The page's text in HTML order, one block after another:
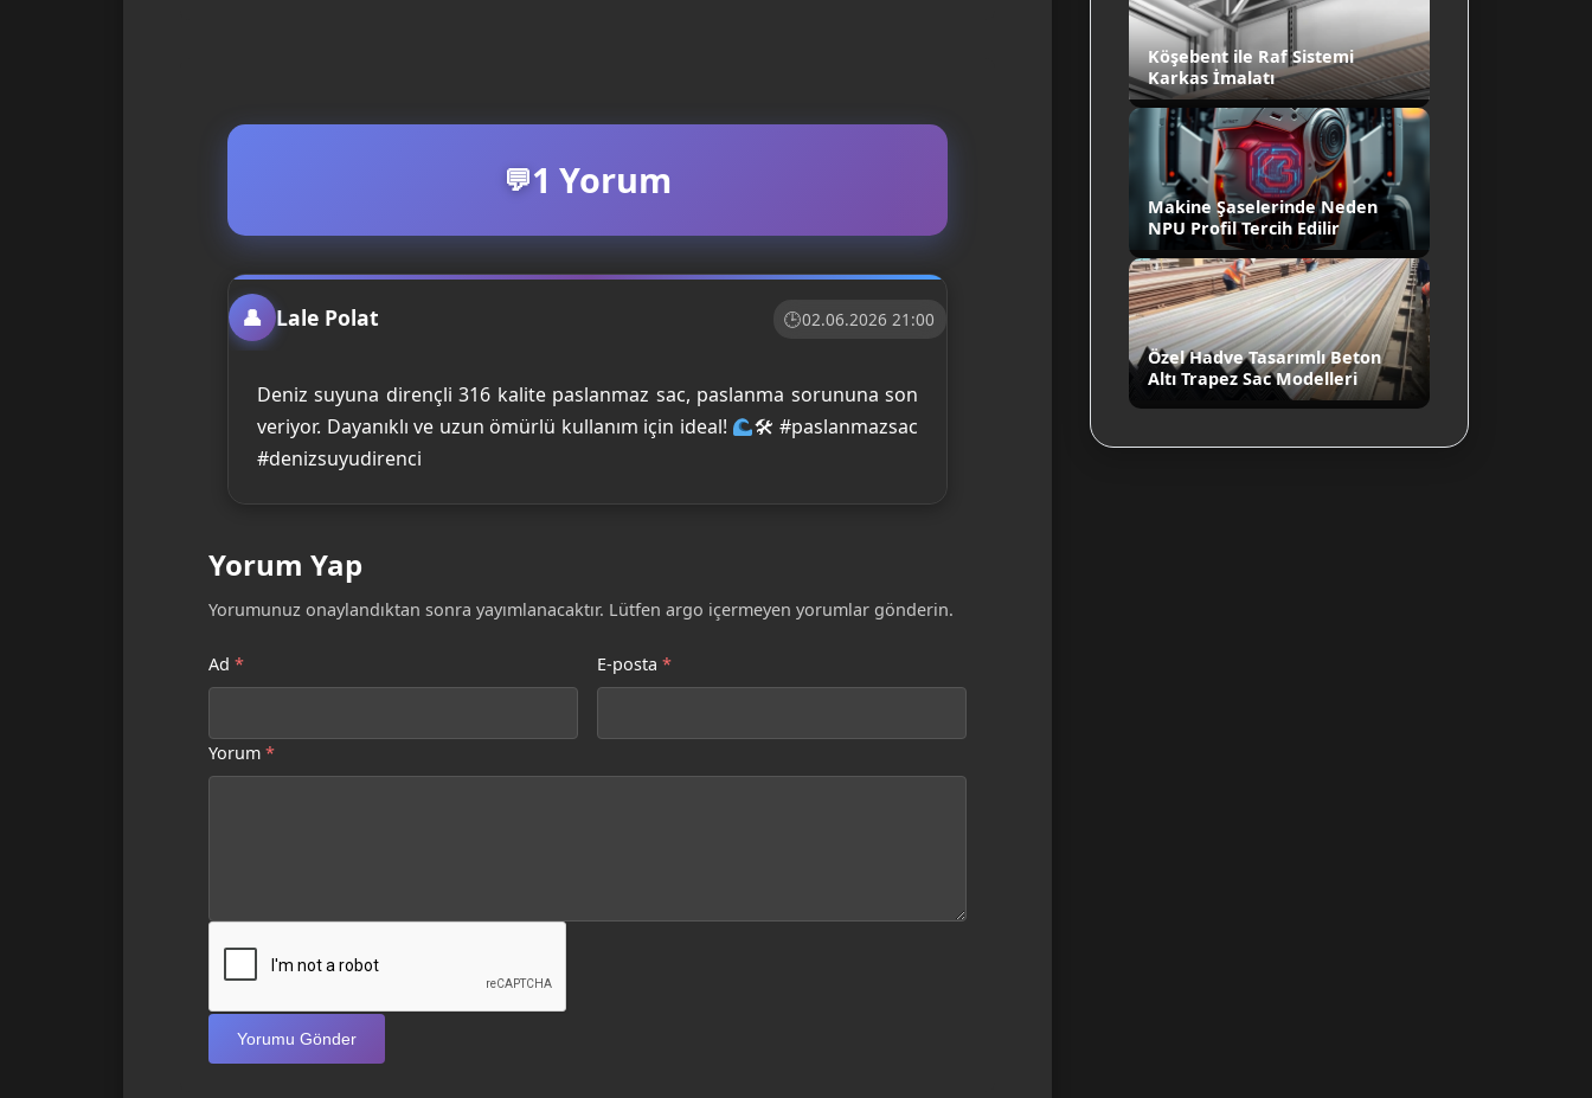
1 Yorum
Lale Polat 02.06.2026 21:00
Deniz suyuna dirençli 316 kalite paslanmaz sac, paslanma sorununa son
veriyor. Dayanıklı ve uzun ömürlü kullanım için ideal!
🛠 #paslanmazsac
#denizsuyudirenci
Yorum Yap
Yorumunuz onaylandıktan sonra yayımlanacaktır. Lütfen argo içermeyen yorumlar gönderin.
Ad * E-posta *
Yorum *
Yorumu Gönder
Köşebent ile Raf Sistemi
Karkas İmalatı
Makine Şaselerinde Neden
NPU Profil Tercih Edilir
Özel Hadve Tasarımlı Beton
Altı Trapez Sac Modelleri